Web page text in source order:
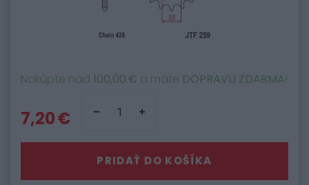
Nakúpte nad 100,00 € a máte DOPRAVU ZDARMA!
7,20 €
PRIDAŤ DO KOŠÍKA